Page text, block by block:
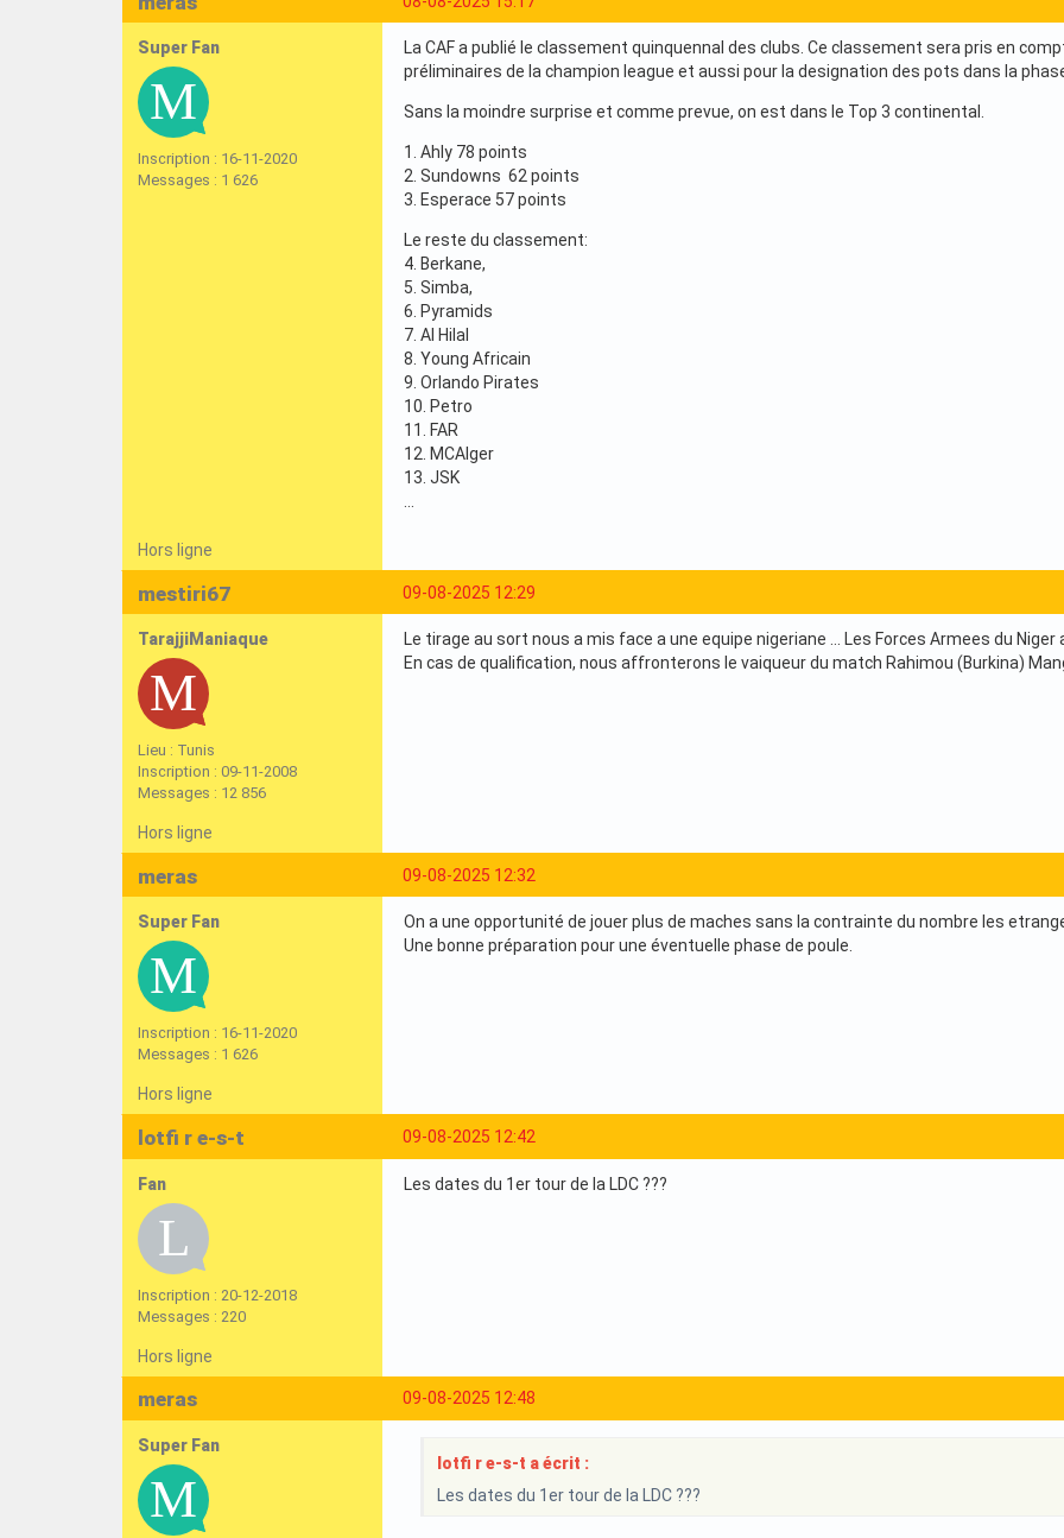
Super Fan
Inscription : 16-11-2020
Messages : 1 626
La CAF a publié le classement quinquennal des clubs. Ce classement sera pris en
préliminaires de la champion league et aussi pour la designation des pots dans la
Sans la moindre surprise et comme prevue, on est dans le Top 3 continental.
1. Ahly 78 points
2. Sundowns 62 points
3. Esperace 57 points
Le reste du classement:
4. Berkane,
5. Simba,
6. Pyramids
7. Al Hilal
8. Young Africain
9. Orlando Pirates
10. Petro
11. FAR
12. MCAlger
13. JSK
…
Hors ligne
09-08-2025 12:29
mestiri67
TarajjiManiaque
Lieu : Tunis
Inscription : 09-11-2008
Messages : 12 856
Le tirage au sort nous a mis face a une equipe nigeriane ... Les Forces Armees du
En cas de qualification, nous affronterons le vaiqueur du match Rahimou (Burkina)
Hors ligne
09-08-2025 12:32
meras
Super Fan
Inscription : 16-11-2020
Messages : 1 626
On a une opportunité de jouer plus de maches sans la contrainte du nombre les
Une bonne préparation pour une éventuelle phase de poule.
Hors ligne
09-08-2025 12:42
lotfi r e-s-t
Fan
Inscription : 20-12-2018
Messages : 220
Les dates du 1er tour de la LDC ???
Hors ligne
09-08-2025 12:48
meras
Super Fan
lotfi r e-s-t a écrit :
Les dates du 1er tour de la LDC ???